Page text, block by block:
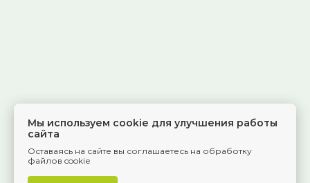
Мы используем cookie для улучшения работы
сайта
Оставаясь на сайте вы соглашаетесь на обработку
файлов cookie